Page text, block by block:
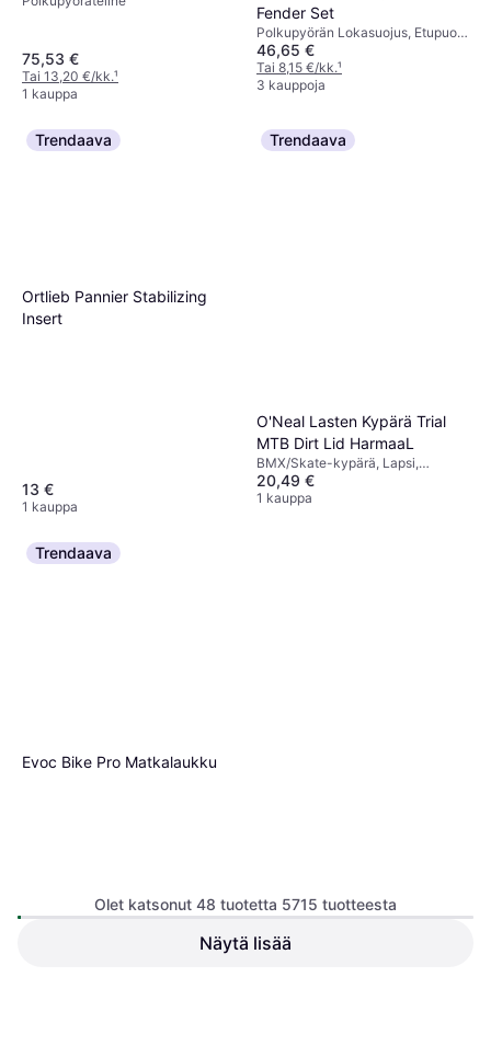
75,53 €
Tai 13,20 €/kk.¹
1 kauppa
Fender Set
Polkupyörän Lokasuojus, Etupuoli,
Takana
46,65 €
Tai 8,15 €/kk.¹
3 kauppoja
Trendaava
Ortlieb Pannier Stabilizing
Insert
13 €
1 kauppa
Trendaava
O'Neal Lasten Kypärä Trial
MTB Dirt Lid HarmaaL
BMX/Skate-kypärä, Lapsi,
Aikuinen, Juniori
20,49 €
1 kauppa
Trendaava
Evoc Bike Pro Matkalaukku
Olet katsonut 48 tuotetta 5715 tuotteesta
Näytä lisää